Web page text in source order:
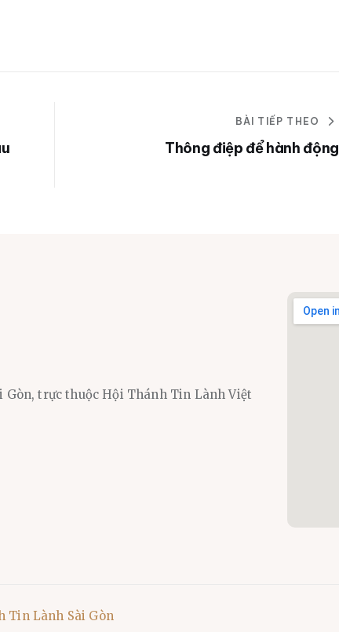
BÀI TIẾP THEO
Thông điệp để hành động
trực thuộc Hội Thánh Tin Lành Việt
Tin Lành Sài Gòn